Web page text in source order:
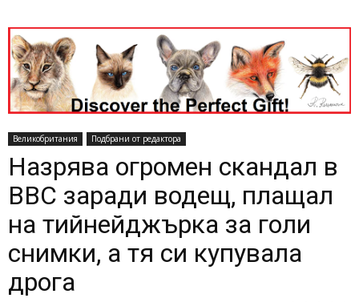
Великобритания Подбрани от редактора
Назрява огромен скандал в
BBC заради водещ, плащал
на тийнейджърка за голи
снимки, а тя си купувала
дрога